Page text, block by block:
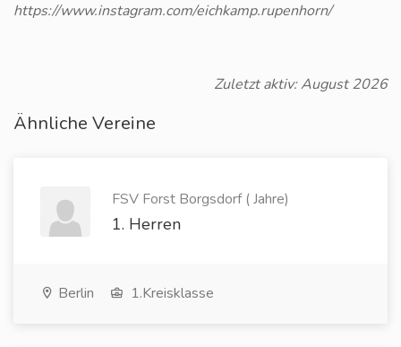
https://www.instagram.com/eichkamp.rupenhorn/
Zuletzt aktiv: August 2026
Ähnliche Vereine
FSV Forst Borgsdorf ( Jahre)
1. Herren
Berlin 1.Kreisklasse